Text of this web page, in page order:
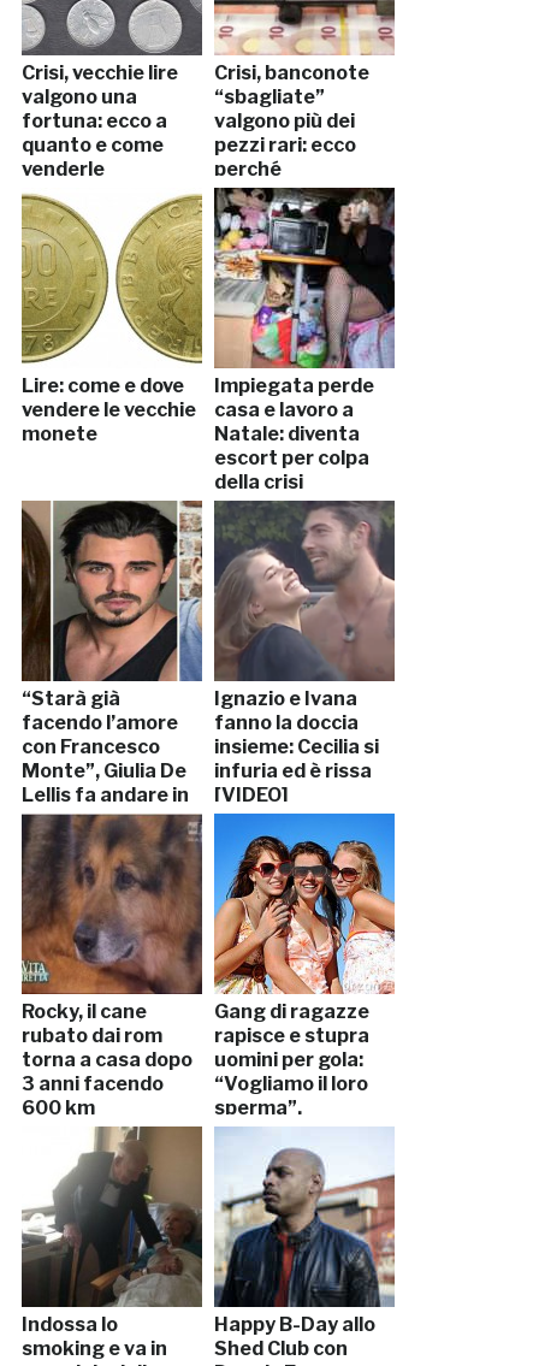
Crisi, vecchie lire
valgono una
fortuna: ecco a
quanto e come
venderle
Crisi, banconote
“sbagliate”
valgono più dei
pezzi rari: ecco
perché
Lire: come e dove
vendere le vecchie
monete
Impiegata perde
casa e lavoro a
Natale: diventa
escort per colpa
della crisi
“Starà già
facendo l’amore
con Francesco
Monte”, Giulia De
Lellis fa andare in
crisi Ignazio
Ignazio e Ivana
fanno la doccia
insieme: Cecilia si
infuria ed è rissa
[VIDEO]
Rocky, il cane
rubato dai rom
torna a casa dopo
3 anni facendo
600 km
Gang di ragazze
rapisce e stupra
uomini per gola:
“Vogliamo il loro
sperma”.
Arrestate
Indossa lo
smoking e va in
Happy B-Day allo
Shed Club con